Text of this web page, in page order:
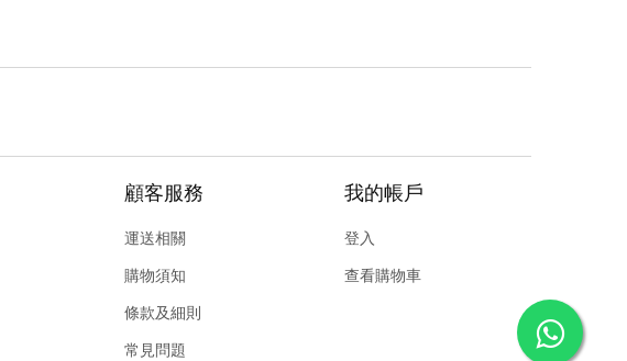
顧客服務
運送相關
購物須知
條款及細則
常見問題
我的帳戶
登入
查看購物車